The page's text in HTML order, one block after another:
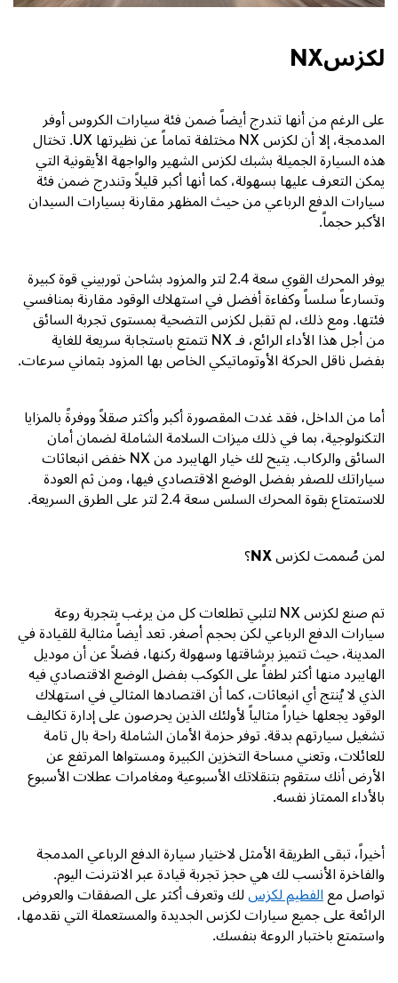
لكزسNX
على الرغم من أنها تندرج أيضاً ضمن فئة سيارات الكروس أوفر
المدمجة، إلا أن لكزسNXمختلفة تماماً عن نظيرتهاUX. تختال
هذه السيارة الجميلة بشبك لكزس الشهير والواجهة الأيقونية التي
يمكن التعرف عليها بسهولة، كما أنها أكبر قليلاً وتندرج ضمن فئة
سيارات الدفع الرباعي من حيث المظهر مقارنة بسيارات السيدان
الأكبر حجماً.
يوفر المحرك القوي سعة2.4لتر والمزود بشاحن توربيني قوة كبيرة
وتسارعاً سلساً وكفاءة أفضل في استهلاك الوقود مقارنة بمنافسي
فئتها. ومع ذلك، لم تقبل لكزس التضحية بمستوى تجربة السائق
من أجل هذا الأداء الرائع، فـNXتتمتع باستجابة سريعة للغاية
بفضل ناقل الحركة الأوتوماتيكي الخاص بها المزود بثماني سرعات.
أما من الداخل، فقد غدت المقصورة أكبر وأكثر صقلاً ووفرةً بالمزايا
التكنولوجية، بما في ذلك ميزات السلامة الشاملة لضمان أمان
السائق والركاب. يتيح لك خيار الهايبرد منNXخفض انبعاثات
سياراتك للصفر بفضل الوضع الاقتصادي فيها، ومن ثم العودة
للاستمتاع بقوة المحرك السلس سعة2.4لترعلى الطرق السريعة.
لمن صُممت لكزسNX؟
تم صنع لكزسNXلتلبي تطلعات كل من يرغب بتجربة روعة
سيارات الدفع الرباعي لكن بحجم أصغر. تعد أيضاً مثالية للقيادة في
المدينة، حيث تتميز برشاقتها وسهولة ركنها، فضلاً عن أن موديل
الهايبرد منها أكثر لطفاً على الكوكب بفضل الوضع الاقتصادي فيه
الذي لا يُنتج أي انبعاثات، كما أن اقتصادها المثالي في استهلاك
الوقود يجعلها خياراً مثالياً لأولئك الذين يحرصون على إدارة تكاليف
تشغيل سيارتهم بدقة. توفر حزمة الأمان الشاملة راحة بال تامة
للعائلات، وتعني مساحة التخزين الكبيرة ومستواها المرتفع عن
الأرض أنك ستقوم بتنقلاتك الأسبوعية ومغامرات عطلات الأسبوع
بالأداء الممتاز نفسه.
أخيراً، تبقى الطريقة الأمثل لاختيارسيارة الدفع الرباعي المدمجة
والفاخرةالأنسب لك هي حجز تجربة قيادة عبر الانترنت اليوم.
تواصل معالفطيم لكزسلك وتعرف أكثر على الصفقات والعروض
الرائعة على جميع سيارات لكزس الجديدة والمستعملة التي نقدمها،
واستمتع باختبار الروعة بنفسك.